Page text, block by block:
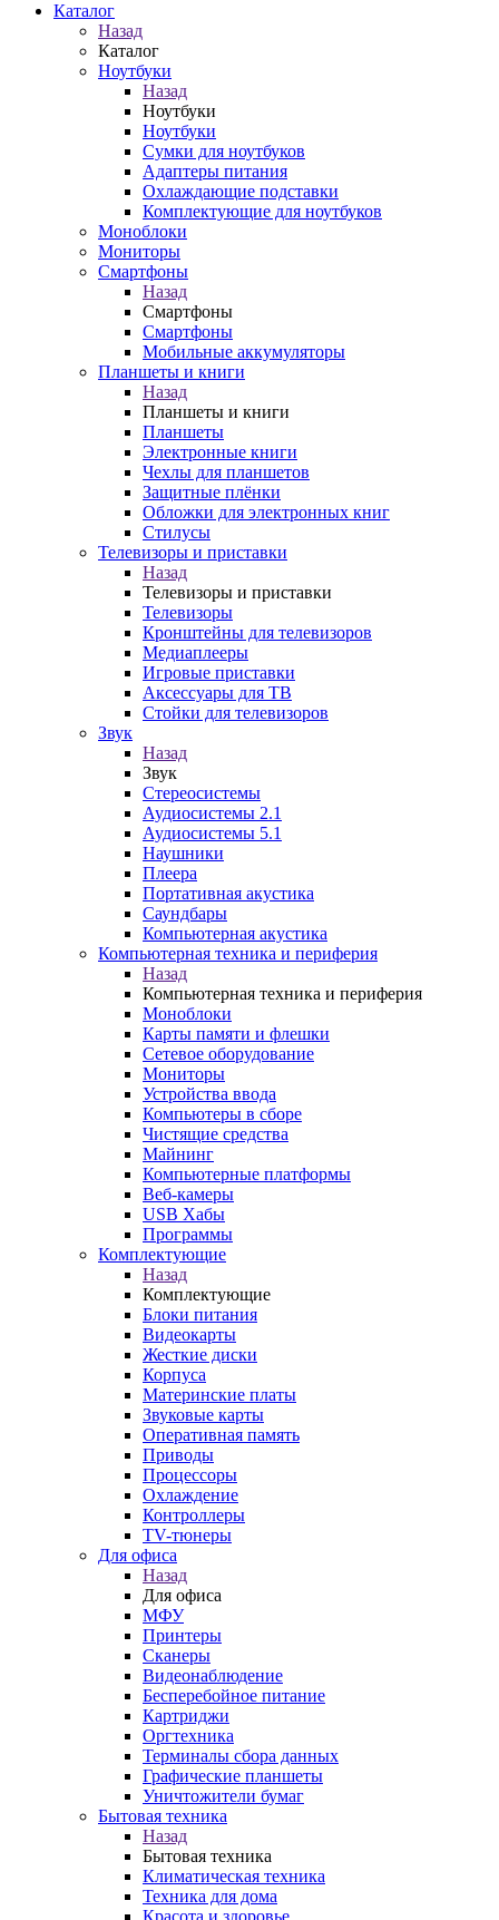
Каталог
Назад
Каталог
Ноутбуки
Назад
Ноутбуки
Ноутбуки
Сумки для ноутбуков
Адаптеры питания
Охлаждающие подставки
Комплектующие для ноутбуков
Моноблоки
Мониторы
Смартфоны
Назад
Смартфоны
Смартфоны
Мобильные аккумуляторы
Планшеты и книги
Назад
Планшеты и книги
Планшеты
Электронные книги
Чехлы для планшетов
Защитные плёнки
Обложки для электронных книг
Стилусы
Телевизоры и приставки
Назад
Телевизоры и приставки
Телевизоры
Кронштейны для телевизоров
Медиаплееры
Игровые приставки
Аксессуары для ТВ
Стойки для телевизоров
Звук
Назад
Звук
Стереосистемы
Аудиосистемы 2.1
Аудиосистемы 5.1
Наушники
Плеера
Портативная акустика
Саундбары
Компьютерная акустика
Компьютерная техника и периферия
Назад
Компьютерная техника и периферия
Моноблоки
Карты памяти и флешки
Сетевое оборудование
Мониторы
Устройства ввода
Компьютеры в сборе
Чистящие средства
Майнинг
Компьютерные платформы
Веб-камеры
USB Хабы
Программы
Комплектующие
Назад
Комплектующие
Блоки питания
Видеокарты
Жесткие диски
Корпуса
Материнские платы
Звуковые карты
Оперативная память
Приводы
Процессоры
Охлаждение
Контроллеры
TV-тюнеры
Для офиса
Назад
Для офиса
МФУ
Принтеры
Сканеры
Видеонаблюдение
Бесперебойное питание
Картриджи
Оргтехника
Терминалы сбора данных
Графические планшеты
Уничтожители бумаг
Бытовая техника
Назад
Бытовая техника
Климатическая техника
Техника для дома
Красота и здоровье